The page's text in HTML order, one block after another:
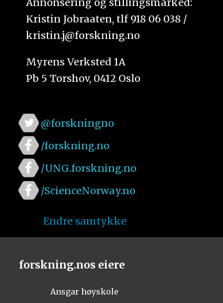
Kristin Jobraaten, tlf 918 06 038 /
kristin.j@forskning.no
Myrens Verksted 1A
Pb 5 Torshov, 0412 Oslo
@forskningno
/forskning.no
/UNG.forskning.no
/ScienceNorway.no
Endre samtykke
forskning.nos eiere
Ansgar høyskole